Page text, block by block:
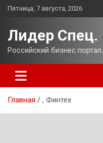
Перейти
Пятница, 7 августа, 2026
Лидер Спец.
Российский бизнес портал.
Главная , Финтех